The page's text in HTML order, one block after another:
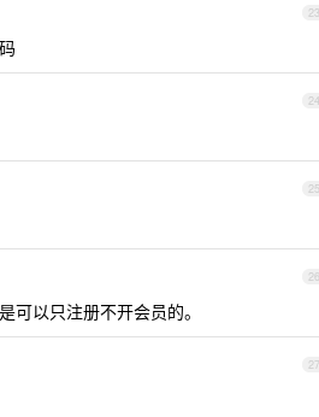
23
24
25
26
以只注册不开会员的。
27